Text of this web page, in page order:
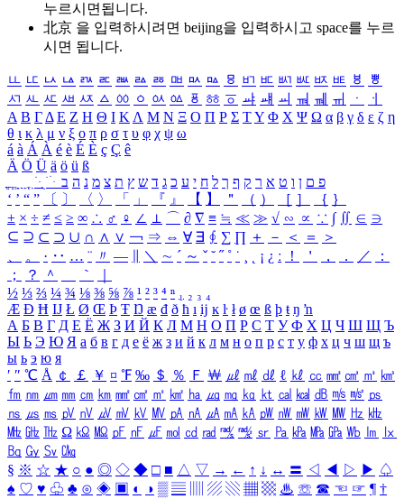
누르시면됩니다.
北京 을 입력하시려면 beijing을 입력하시고 space를 누르
시면 됩니다.
ㅥ ㅦ ㅧ ㅨ ㅩ ㅪ ㅫ ㅬ ㅭ ㅮ ㅯ ㅰ ㅱ ㅲ ㅳ ㅴ ㅵ ㅶ ㅷ ㅸ
ㅹ
ㅺ ㅻ ㅼ ㅽ ㅾ ㅿ ㆀ ㆁ ㆂ ㆃ ㆄ ㆅ ㆆ ㆇ ㆈ ㆉ ㆊ ㆋ ㆌ ㆍ
ㆎ
Α Β ΓΔ Ε Ζ Η Θ Ι ΚΛ Μ Ν Ξ Ο Π Ρ Σ ΤΥ Φ Χ Ψ Ω α β γ δ ε ζ η
θ ι κ λ μ ν ξ ο π ρ σ τ υ φ χ ψ ω
á à Á À é è É È ç Ç ê
Ä Ö Ü ä ö ü ß
ִֶֹ ֻּ ׁׂ פ ם ן ו ט א ר ק ף ך ל ח י ע כ ג ד ש ץ ת צ מ נ ה ב
‘ ’ “ ” 〔 〕 〈 〉 「 」 『 』 【 】 ＂ （ ） ［ ］ ｛ ｝
± × ÷ ≠ ≤ ≥ ∞ ∴ ♂ ♀ ∠ ⊥ ⌒ ∂ ∇ ≡ ≒ ≪ ≫ √ ∽ ∝ ∵ ∫ ∬ ∈ ∋
⊆ ⊇ ⊂ ⊃ ∪ ∩ ∧ ∨ ￢ ⇒ ⇔ ∀ ∃ ∮ ∑ ∏ ＋ － ＜ ＝
＞
、
。 · ‥ … ¨ 〃 ― ＼ ∼ ´ ～ ˇ ˘ ˝ ˚ ˙ ¸ ¡ ¿ ː ！ ＇ ， ． ／
：
；
？ ＾ ｀
½ ⅓ ⅔ ¼ ¾ ⅛ ⅜ ⅝ ⅞ ¹ ² ³ ⁴ ⁿ ₁ ₂ ₃ ₄
Æ Ð Ħ Ĳ Ł Ø Œ Þ Ŧ Ŋ æ đ ð ħ ı ĳ ĸ ŀ ł ø œ ß þ ŧ ŋ ŉ
А Б В Г Д Е Ё Ж З И Й К Л М Н О П Р С Т У Ф Х Ц Ч Ш Щ Ъ
Ы Ь Э Ю Я а б в г д е ё ж з и й к л м н о п р с т у ф х ц ч ш щ ъ
ы ь э ю я
′ ″ ℃ Å ￠ ￡ ￥ ¤ ℉ ‰ ＄ ％ Ｆ ￦ ㎕ ㎖ ㎗ ℓ ㎘ ㏄ ㎣ ㎤ ㎥ ㎦
㎙ ㎚ ㎛ ㎜ ㎝ ㎞ ㎟ ㎠ ㎡ ㎢ ㏊ ㎍ ㎎ ㎏ ㏏ ㎈ ㎉ ㏈ ㎧ ㎨ ㎰
㎱ ㎲ ㎳ ㎴ ㎵ ㎶ ㎷ ㎸ ㎹ ㎀ ㎁ ㎂ ㎃ ㎄ ㎺ ㎻ ㎽ ㎾ ㎿ ㎐ ㎑
㎒ ㎓ ㎔ Ω ㏀ ㏁ ㎊ ㎋ ㎌ ㏖ ㏅ ㎭ ㎮ ㎯ ㏛ ㎩ ㎪ ㎫ ㎬ ㏝ ㏐
㏓
㏃ ㏉ ㏜ ㏆
§ ※ ☆ ★ ○ ● ◎ ◇ ◆ □ ■ △ ▽ → ← ↑ ↓ ↔ 〓 ◁ ◀ ▷ ▶ ♤
♠ ♡ ♥ ♧ ♣ ⊙ ◈ ▣ ◐ ◑ ▒ ▤ ▨ ▧ ▦ ▩ ♨ ☏ ☎ ☜ ☞ ¶ †